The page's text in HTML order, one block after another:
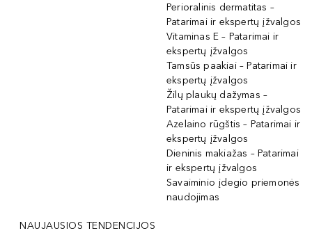
Perioralinis dermatitas –
Patarimai ir ekspertų įžvalgos
Vitaminas E – Patarimai ir
ekspertų įžvalgos
Tamsūs paakiai – Patarimai ir
ekspertų įžvalgos
Žilų plaukų dažymas –
Patarimai ir ekspertų įžvalgos
Azelaino rūgštis – Patarimai ir
ekspertų įžvalgos
Dieninis makiažas – Patarimai
ir ekspertų įžvalgos
Savaiminio įdegio priemonės
naudojimas
NAUJAUSIOS TENDENCIJOS